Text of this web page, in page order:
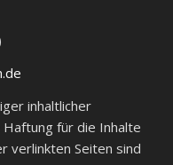
inhaltlicher
für die Inhalte
verlinkten Seiten sind